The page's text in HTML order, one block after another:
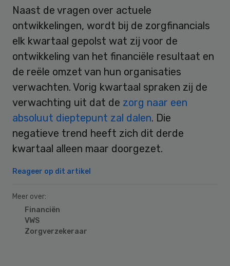
Naast de vragen over actuele
ontwikkelingen, wordt bij de zorgfinancials
elk kwartaal gepolst wat zij voor de
ontwikkeling van het financiële resultaat en
de reële omzet van hun organisaties
verwachten. Vorig kwartaal spraken zij de
verwachting uit dat de zorg naar een
absoluut dieptepunt zal dalen. Die
negatieve trend heeft zich dit derde
kwartaal alleen maar doorgezet.
Reageer op dit artikel
Meer over:
Financiën
VWS
Zorgverzekeraar